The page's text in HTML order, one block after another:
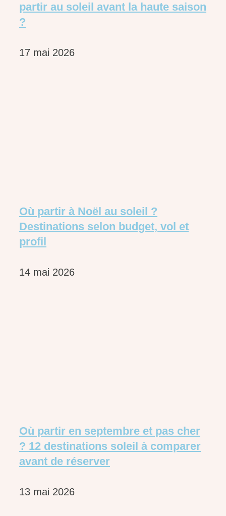
partir au soleil avant la haute saison
?
17 mai 2026
Où partir à Noël au soleil ?
Destinations selon budget, vol et
profil
14 mai 2026
Où partir en septembre et pas cher
? 12 destinations soleil à comparer
avant de réserver
13 mai 2026